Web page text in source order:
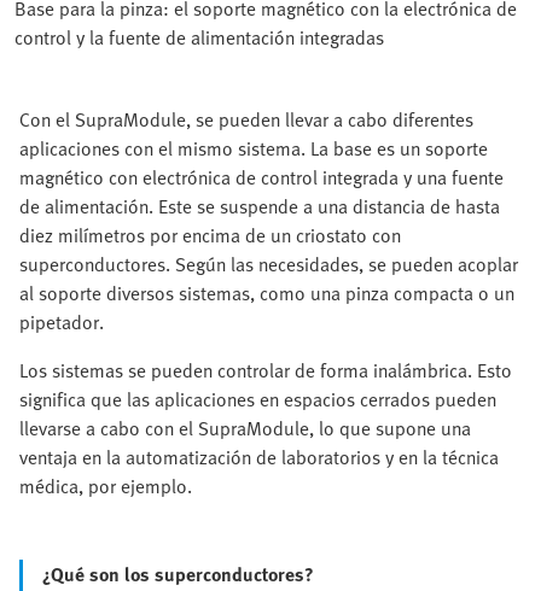
Base para la pinza: el soporte magnético con la electrónica de
control y la fuente de alimentación integradas
Con el SupraModule, se pueden llevar a cabo diferentes
aplicaciones con el mismo sistema. La base es un soporte
magnético con electrónica de control integrada y una fuente
de alimentación. Este se suspende a una distancia de hasta
diez milímetros por encima de un criostato con
superconductores. Según las necesidades, se pueden acoplar
al soporte diversos sistemas, como una pinza compacta o un
pipetador.
Los sistemas se pueden controlar de forma inalámbrica. Esto
significa que las aplicaciones en espacios cerrados pueden
llevarse a cabo con el SupraModule, lo que supone una
ventaja en la automatización de laboratorios y en la técnica
médica, por ejemplo.
¿Qué son los superconductores?